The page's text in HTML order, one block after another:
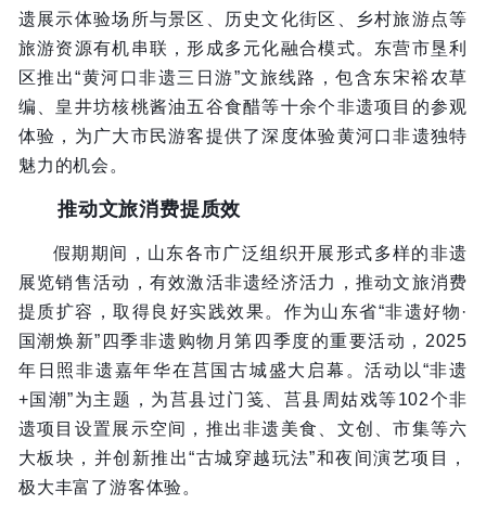
遗展示体验场所与景区、历史文化街区、乡村旅游点等
旅游资源有机串联，形成多元化融合模式。东营市垦利
区推出“黄河口非遗三日游”文旅线路，包含东宋裕农草
编、皇井坊核桃酱油五谷食醋等十余个非遗项目的参观
体验，为广大市民游客提供了深度体验黄河口非遗独特
魅力的机会。
推动文旅消费提质效
假期期间，山东各市广泛组织开展形式多样的非遗
展览销售活动，有效激活非遗经济活力，推动文旅消费
提质扩容，取得良好实践效果。作为山东省“非遗好物·
国潮焕新”四季非遗购物月第四季度的重要活动，2025
年日照非遗嘉年华在莒国古城盛大启幕。活动以“非遗
+国潮”为主题，为莒县过门笺、莒县周姑戏等102个非
遗项目设置展示空间，推出非遗美食、文创、市集等六
大板块，并创新推出“古城穿越玩法”和夜间演艺项目，
极大丰富了游客体验。